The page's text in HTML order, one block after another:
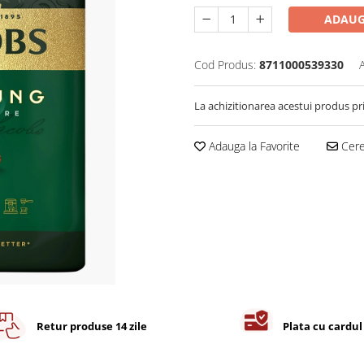
Cod Produs: 8711000539330
La achizitionarea acestui produs
Adauga la Favorite
Retur produse 14 zile Plata cu cardul